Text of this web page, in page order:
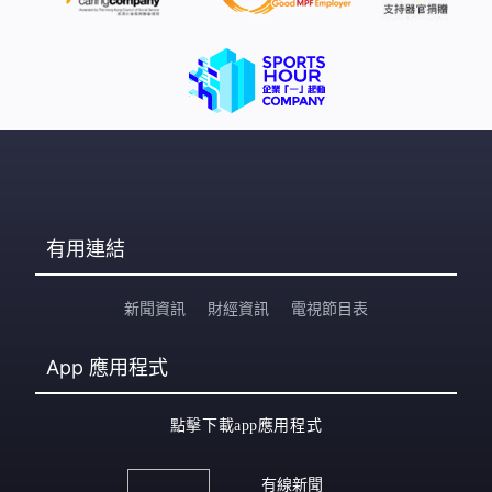
有用連結
新聞資訊 財經資訊 電視節目表
App 應用程式
點擊下載app應用程式
有線新聞